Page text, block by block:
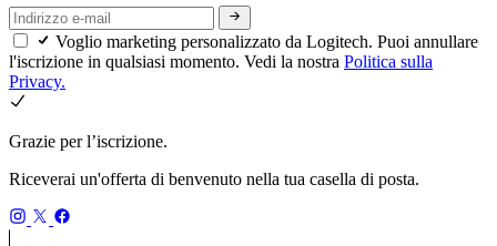
Voglio marketing personalizzato da Logitech. Puoi annullare
l'iscrizione in qualsiasi momento. Vedi la nostra Politica sulla
Privacy.
Grazie per l’iscrizione.
Riceverai un'offerta di benvenuto nella tua casella di posta.